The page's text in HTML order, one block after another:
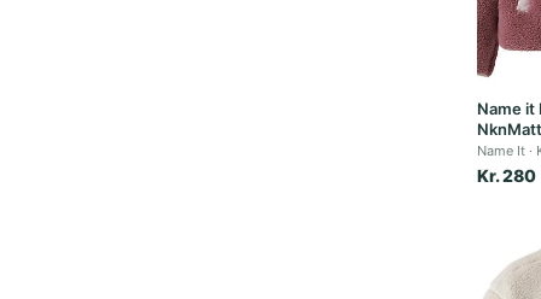
Name it
Name It
Kr. 280